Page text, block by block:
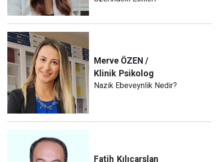
Merve ÖZEN /
Klinik Psikolog
Nazik Ebeveynlik Nedir?
Fatih Kılıçarslan